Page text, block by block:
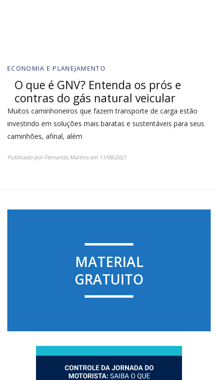
ECONOMIA E PLANEJAMENTO
O que é GNV? Entenda os prós e
contras do gás natural veicular
Muitos caminhoneiros que fazem transporte de carga estão
investindo em soluções mais baratas e sustentáveis para seus
caminhões, afinal, além
Publicado porFernanda Martinsem 11/08/2021
MATERIAL
GRATUITO